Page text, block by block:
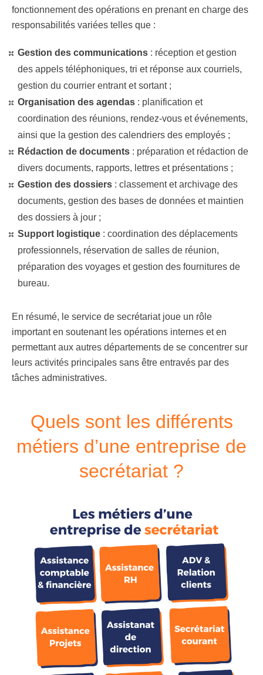
fonctionnement des opérations en prenant en charge des
responsabilités variées telles que :
Gestion des communications : réception et gestion
des appels téléphoniques, tri et réponse aux courriels,
gestion du courrier entrant et sortant ;
Organisation des agendas : planification et
coordination des réunions, rendez-vous et événements,
ainsi que la gestion des calendriers des employés ;
Rédaction de documents : préparation et rédaction de
divers documents, rapports, lettres et présentations ;
Gestion des dossiers : classement et archivage des
documents, gestion des bases de données et maintien
des dossiers à jour ;
Support logistique : coordination des déplacements
professionnels, réservation de salles de réunion,
préparation des voyages et gestion des fournitures de
bureau.
En résumé, le service de secrétariat joue un rôle
important en soutenant les opérations internes et en
permettant aux autres départements de se concentrer sur
leurs activités principales sans être entravés par des
tâches administratives.
Quels sont les différents
métiers d’une entreprise de
secrétariat ?